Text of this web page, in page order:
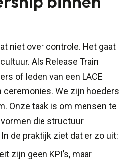
niet over controle. Het gaat
Als Release Train
of leden van een LACE
ceremonies. We zijn hoeders
Onze taak is om mensen te
die structuur
de praktijk ziet dat er zo uit:
zijn geen KPI’s, maar